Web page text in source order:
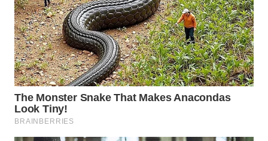
WN
SUBANG
WN
SUKABUMI
PURWAKARTA
WN